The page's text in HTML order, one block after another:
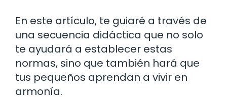
En este artículo, te guiaré a través de
una secuencia didáctica que no solo
te ayudará a establecer estas
normas, sino que también hará que
tus pequeños aprendan a vivir en
armonía.